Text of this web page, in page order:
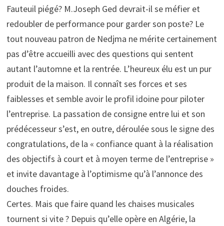
Fauteuil piégé? M.Joseph Ged devrait-il se méfier et
redoubler de performance pour garder son poste? Le
tout nouveau patron de Nedjma ne mérite certainement
pas d’être accueilli avec des questions qui sentent
autant l’automne et la rentrée. L’heureux élu est un pur
produit de la maison. Il connaît ses forces et ses
faiblesses et semble avoir le profil idoine pour piloter
l’entreprise. La passation de consigne entre lui et son
prédécesseur s’est, en outre, déroulée sous le signe des
congratulations, de la « confiance quant à la réalisation
des objectifs à court et à moyen terme de l’entreprise »
et invite davantage à l’optimisme qu’à l’annonce des
douches froides.
Certes. Mais que faire quand les chaises musicales
tournent si vite ? Depuis qu’elle opère en Algérie, la